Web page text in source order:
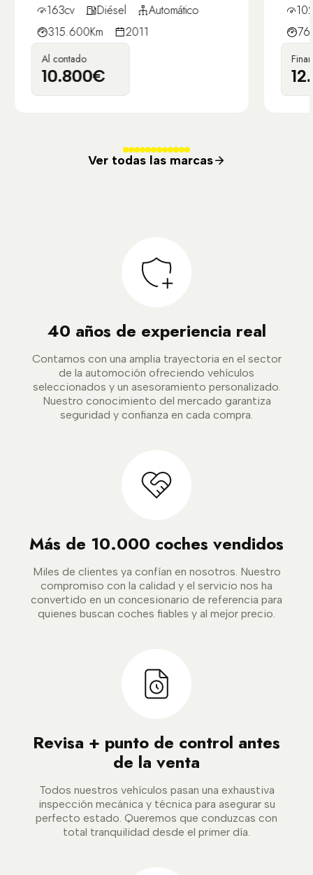
163cv
Diésel
Automático
315.600Km
2011
Al contado
10.800€
Ver todas las marcas
40 años de experiencia real
Contamos con una amplia trayectoria en el sector
de la automoción ofreciendo vehículos
seleccionados y un asesoramiento personalizado.
Nuestro conocimiento del mercado garantiza
seguridad y confianza en cada compra.
Más de 10.000 coches vendidos
Miles de clientes ya confían en nosotros. Nuestro
compromiso con la calidad y el servicio nos ha
convertido en un concesionario de referencia para
quienes buscan coches fiables y al mejor precio.
Revisa + punto de control antes
de la venta
Todos nuestros vehículos pasan una exhaustiva
inspección mecánica y técnica para asegurar su
perfecto estado. Queremos que conduzcas con
total tranquilidad desde el primer día.